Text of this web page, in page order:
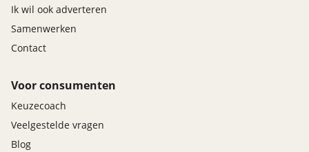
Ik wil ook adverteren
Samenwerken
Contact
Voor consumenten
Keuzecoach
Veelgestelde vragen
Blog